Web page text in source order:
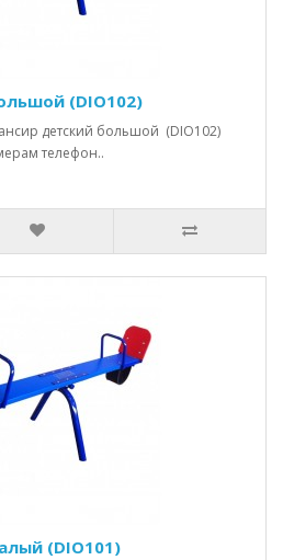
(DIO102)
детский большой (DIO102)
телефон..
(DIO101)